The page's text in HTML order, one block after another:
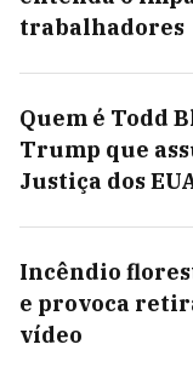
trabalhadores
Quem é Todd
Trump que
Justiça dos
Incêndio
e provoca
vídeo